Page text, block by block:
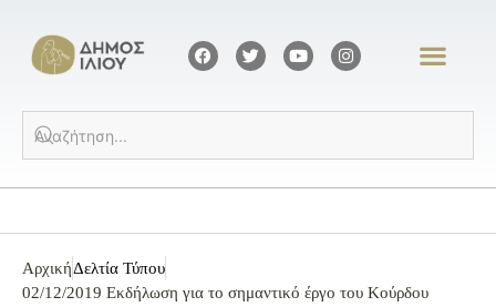
ΑρχικήΔελτία Τύπου
02/12/2019 Εκδήλωση για το σημαντικό έργο του Κούρδου